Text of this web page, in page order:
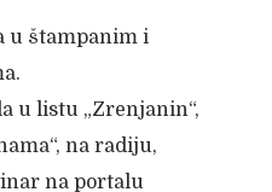
u štampanim i
u listu „Zrenjanin“,
na radiju,
na portalu